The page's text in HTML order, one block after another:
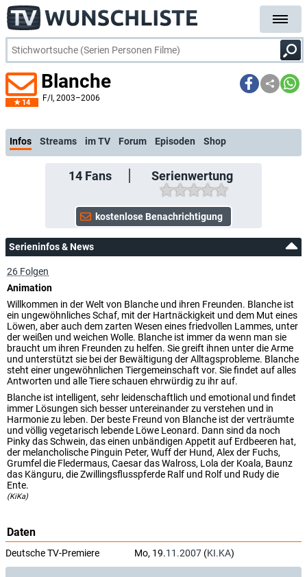
14
Blanche
F/I , 2003–2006
kostenlo
Infos Streams im TV Forum Episoden Shop
14Fans Serienwertung
Serieninfos & News
26 Folgen
Animation
Willkommen in der Welt von Blanche und ihren Freunden. Blanche ist
ein ungewöhnliches Schaf, mit der Hartnäckigkeit und dem Mut eines
Löwen, aber auch dem zarten Wesen eines friedvollen Lammes, unter
der weißen und weichen Wolle. Blanche ist immer da wenn man sie
braucht um ihren Freunden zu helfen. Sie greift ihnen unter die Arme
und unterstützt sie bei der Bewältigung der Alltagsprobleme. Blanche
steht einer ungewöhnlichen Tiergemeinschaft vor. Sie findet auf alles
Antworten und alle Tiere schauen ehrwürdig zu ihr auf.
Blanche ist intelligent, sehr leidenschaftlich und emotional und findet
immer Lösungen sich besser untereinander zu verstehen und in
Harmonie zu leben. Der beste Freund von Blanche ist der verträumte
und völlig vegetarisch lebende Löwe Leonard. Dann sind da noch
Pinky das Schwein, das einen unbändigen Appetit auf Erdbeeren hat,
der melancholische Pinguin Peter, Wuff der Hund, Alex der Fuchs,
Grumfel die Fledermaus, Caesar das Walross, Lola der Koala, Baunz
das Känguru, die Zwillingsflusspferde Ralf und Rolf und Rudy die
Ente.
(KiKa)
Daten
Deutsche TV-Premiere Mo, 19.11.2007 (KI.KA)